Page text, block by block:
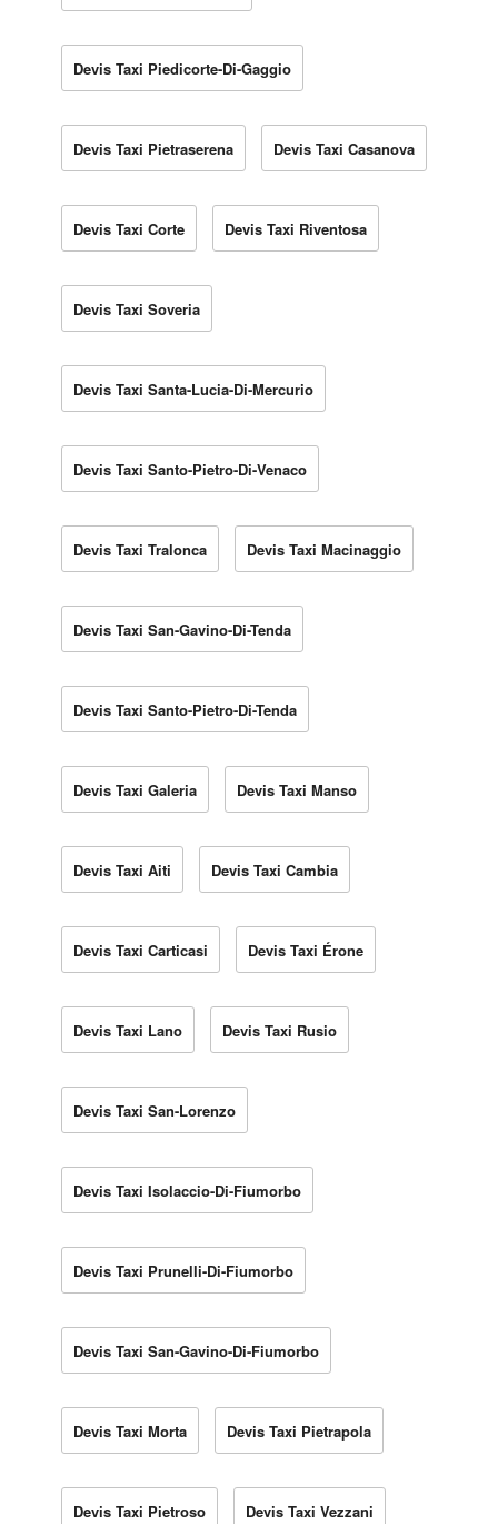
Devis Taxi Piedicorte-Di-Gaggio
Devis Taxi Pietraserena Devis Taxi Casanova
Devis Taxi Corte Devis Taxi Riventosa
Devis Taxi Soveria
Devis Taxi Santa-Lucia-Di-Mercurio
Devis Taxi Santo-Pietro-Di-Venaco
Devis Taxi Tralonca Devis Taxi Macinaggio
Devis Taxi San-Gavino-Di-Tenda
Devis Taxi Santo-Pietro-Di-Tenda
Devis Taxi Galeria Devis Taxi Manso
Devis Taxi Aiti Devis Taxi Cambia
Devis Taxi Carticasi Devis Taxi Érone
Devis Taxi Lano Devis Taxi Rusio
Devis Taxi San-Lorenzo
Devis Taxi Isolaccio-Di-Fiumorbo
Devis Taxi Prunelli-Di-Fiumorbo
Devis Taxi San-Gavino-Di-Fiumorbo
Devis Taxi Morta Devis Taxi Pietrapola
Devis Taxi Pietroso Devis Taxi Vezzani